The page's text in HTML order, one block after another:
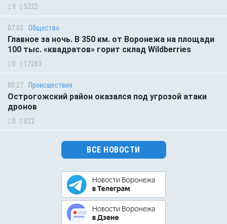
9 5222
07:03 Общество
Главное за ночь. В 350 км. от Воронежа на площади
100 тыс. «квадратов» горит склад Wildberries
0 17283
00:27 Происшествия
Острогожский район оказался под угрозой атаки
дронов
0 822
ВСЕ НОВОСТИ